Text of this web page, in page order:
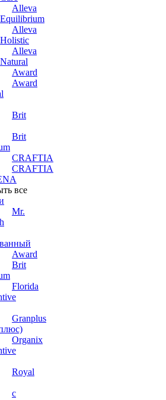
Alleva
Equilibrium
Alleva
Holistic
Alleva
Natural
Award
Award
Brit
Brit
CRAFTIA
CRAFTIA
все
Mr.
Award
Brit
Florida
Granplus
Organix
Royal
с